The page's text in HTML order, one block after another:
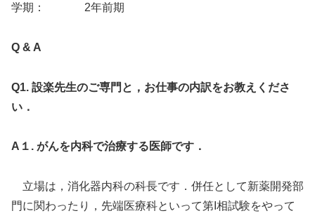
学期： 2年前期
Q & A
Q1. 設楽先生のご専門と，お仕事の内訳をお教えくださ
い．
A１. がんを内科で治療する医師です．
立場は，消化器内科の科長です．併任として新薬開発部
門に関わったり，先端医療科といって第I相試験をやって